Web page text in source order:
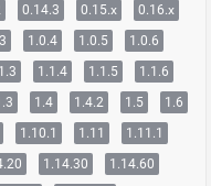
0.14.3 0.15.x
0.16.x
1.0.4 1.0.5
1.0.6
1.1.4 1.1.5
1.1.6
1.4 1.4.2 1.5
1.6
1.10.1 1.11
1.11.1
1.14.30
1.14.60